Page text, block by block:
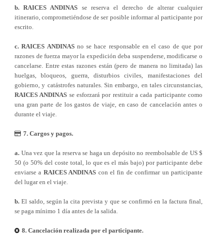
b. RAICES ANDINAS se reserva el derecho de alterar cualquier
itinerario, comprometiéndose de ser posible informar al participante por
escrito.
c. RAICES ANDINASno se hace responsable en el caso de que por
razones de fuerza mayor la expedición deba suspenderse, modificarse o
cancelarse. Entre estas razones están (pero de manera no limitada) las
huelgas, bloqueos, guerra, disturbios civiles, manifestaciones del
gobierno, y catástrofes naturales. Sin embargo, en tales circunstancias,
RAICES ANDINAS se esforzará por restituir a cada participante como
una gran parte de los gastos de viaje, en caso de cancelación antes o
durante el viaje.
7. Cargos y pagos.
a. Una vez que la reserva se haga un depósito no reembolsable de US $
50 (o 50% del coste total, lo que es el más bajo) por participante debe
enviarse a RAICES ANDINAS con el fin de confirmar un participante
del lugar en el viaje.
b. El saldo, según la cita prevista y que se confirmó en la factura final,
se paga mínimo 1 día antes de la salida.
8. Cancelación realizada por el participante.